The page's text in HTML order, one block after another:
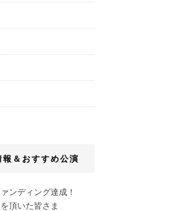
報＆おすすめ公演
ンディング達成！
頂いた皆さま